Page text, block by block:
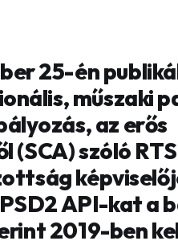
25-én
műszaki
az erős
szóló
API-kat a
2019-ben